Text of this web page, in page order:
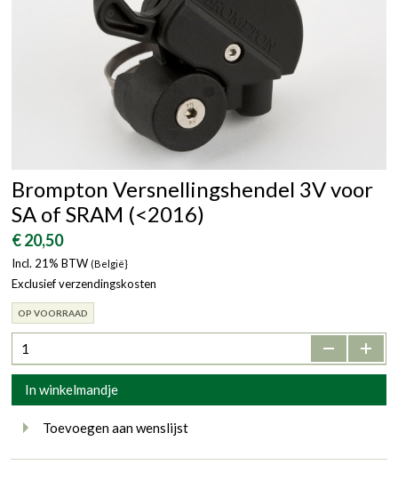
Brompton Versnellingshendel 3V voor
SA of SRAM (<2016)
€ 20,50
Incl. 21% BTW (België}
Exclusief verzendingskosten
OP VOORRAAD
- +
In winkelmandje
Toevoegen aan wenslijst